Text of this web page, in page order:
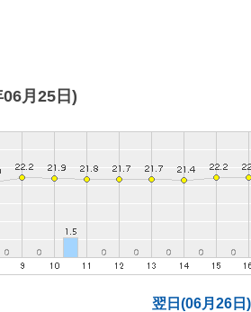
月25日)
翌日(06月26日)